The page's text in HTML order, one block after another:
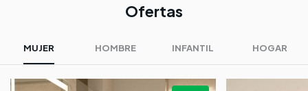
Ofertas
MUJER HOMBRE INFANTIL HOGAR